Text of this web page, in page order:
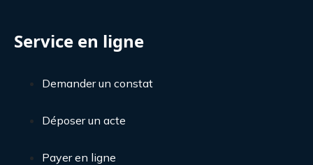
Service en ligne
Demander un constat
Déposer un acte
Payer en ligne